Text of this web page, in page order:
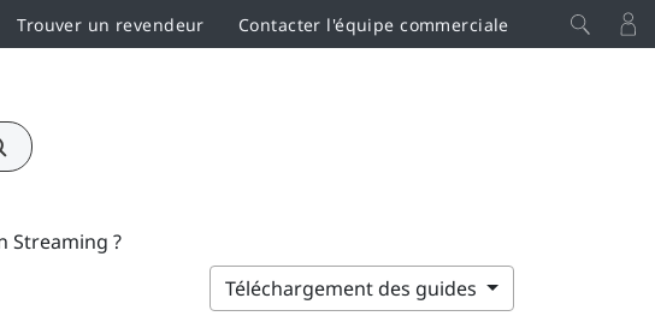
Trouver un revendeur Contacter l'équipe commerciale
Streaming ?
Téléchargement des guides